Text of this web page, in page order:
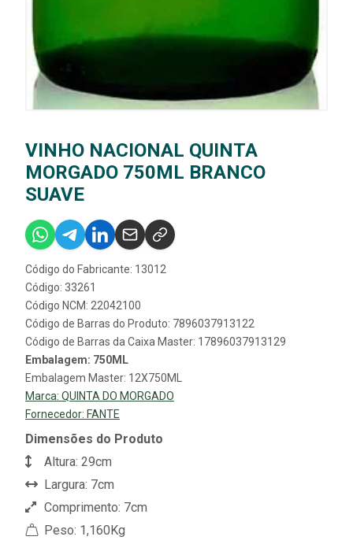
VINHO NACIONAL QUINTA
MORGADO 750ML BRANCO
SUAVE
Código do Fabricante: 13012
Código: 33261
Código NCM: 22042100
Código de Barras do Produto: 7896037913122
Código de Barras da Caixa Master: 17896037913129
Embalagem: 750ML
Embalagem Master: 12X750ML
Marca: QUINTA DO MORGADO
Fornecedor: FANTE
Dimensões do Produto
Altura: 29cm
Largura: 7cm
Comprimento: 7cm
Peso: 1,160Kg